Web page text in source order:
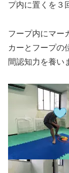
プ内に置くを３
フープ内にマー
カーとフープの
間認知力を養い